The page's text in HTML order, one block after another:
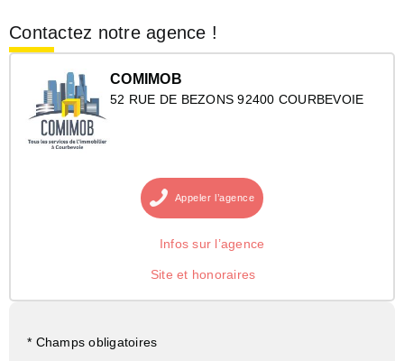
Contactez notre agence !
COMIMOB
52 RUE DE BEZONS 92400 COURBEVOIE
Appeler l’agence
Infos sur l’agence
Site et honoraires
* Champs obligatoires